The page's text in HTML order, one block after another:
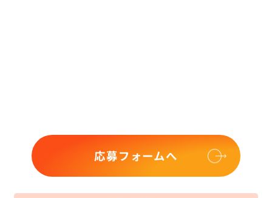
応募フォームへ